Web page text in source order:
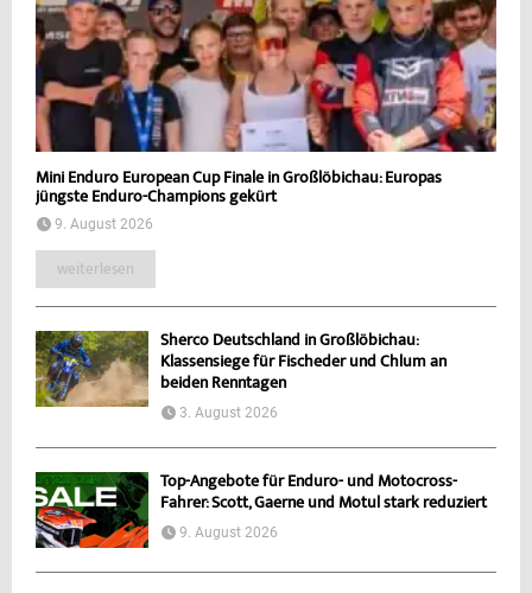
Mini Enduro European Cup Finale in Großlöbichau: Europas
jüngste Enduro-Champions gekürt
9. August 2026
weiterlesen
Sherco Deutschland in Großlöbichau:
Klassensiege für Fischeder und Chlum an
beiden Renntagen
3. August 2026
Top-Angebote für Enduro- und Motocross-
Fahrer: Scott, Gaerne und Motul stark reduziert
9. August 2026